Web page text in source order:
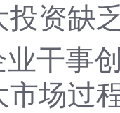
投资缺
干事
场过